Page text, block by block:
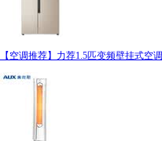
【空调推荐】力荐1.5匹变频壁挂式空调